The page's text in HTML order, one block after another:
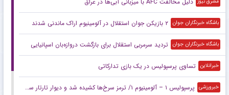
باشگاه خبرنگاران جوان ۲ بازیکن جوان استقلال در آلومینیوم اراک ماندنی شدند
باشگاه خبرنگاران جوان تردید سرمربی استقلال برای بازگشت دروازه‌بان اسپانیایی
خبرانلاین تساوی پرسپولیس در یک بازی تدارکاتی
خبرورزشی پرسپولیس ۱ – آلومینیوم ۱/ ترمز سرخ‌ها کشیده شد و دیوار تارتار سرانجام شکست